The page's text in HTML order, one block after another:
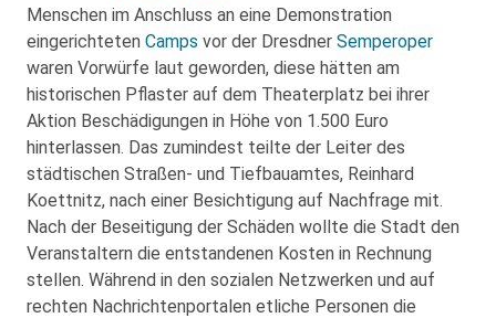
Menschen im Anschluss an eine Demonstration
eingerichteten Camps vor der Dresdner Semperoper
waren Vorwürfe laut geworden, diese hätten am
historischen Pflaster auf dem Theaterplatz bei ihrer
Aktion Beschädigungen in Höhe von 1.500 Euro
hinterlassen. Das zumindest teilte der Leiter des
städtischen Straßen- und Tiefbauamtes, Reinhard
Koettnitz, nach einer Besichtigung auf Nachfrage mit.
Nach der Beseitigung der Schäden wollte die Stadt den
Veranstaltern die entstandenen Kosten in Rechnung
stellen. Während in den sozialen Netzwerken und auf
rechten Nachrichtenportalen etliche Personen die